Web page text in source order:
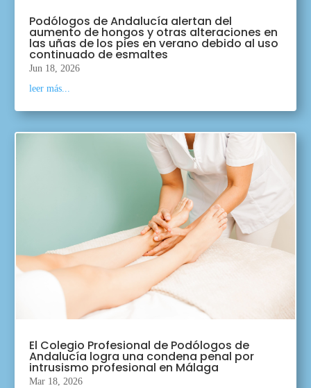
Podólogos de Andalucía alertan del
aumento de hongos y otras alteraciones en
las uñas de los pies en verano debido al uso
continuado de esmaltes
Jun 18, 2026
leer más...
El Colegio Profesional de Podólogos de
Andalucía logra una condena penal por
intrusismo profesional en Málaga
Mar 18, 2026